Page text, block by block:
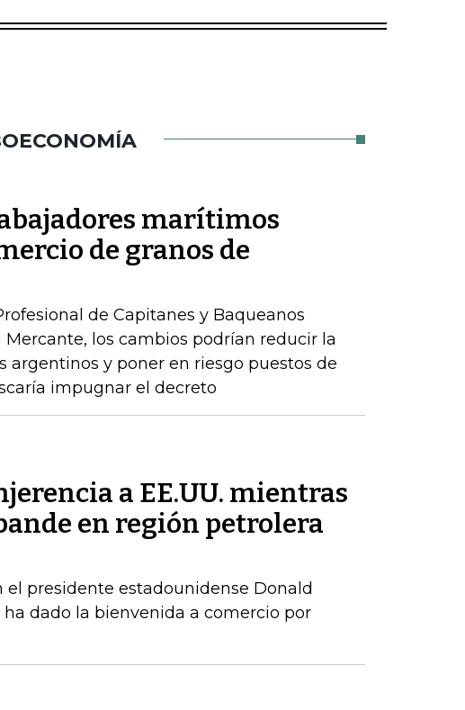
marítimos
de granos de
de Capitanes y Baqueanos
Mercante, los cambios podrían reducir la
argentinos y poner en riesgo puestos de
impugnar el decreto
a EE.UU. mientras
en región petrolera
el presidente estadounidense Donald
dado la bienvenida a comercio por